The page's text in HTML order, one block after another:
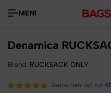
MENI
Denarnica
Brand: RUCKSACK ONLY
Zaupa nam več kot